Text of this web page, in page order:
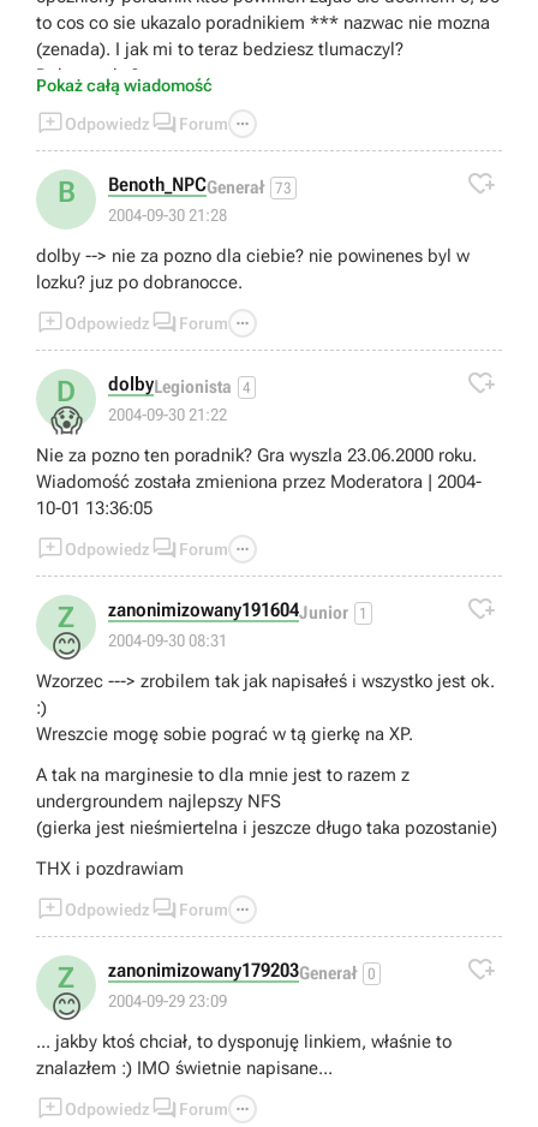
to cos co sie ukazalo poradnikiem *** nazwac nie mozna
(zenada). I jak mi to teraz bedziesz tlumaczyl?
Dobranocka?
Wiadomość została zmieniona przez Moderatora | 2004-
10-01 13:36:47
Pokaż całą wiadomość
Odpowiedz  Forum 
B Benoth_NPCGenerał 73
2004-09-30 21:28

dolby --> nie za pozno dla ciebie? nie powinenes byl w
lozku? juz po dobranocce.
Odpowiedz  Forum 
D
😱
dolbyLegionista 4
2004-09-30 21:22

Nie za pozno ten poradnik? Gra wyszla 23.06.2000 roku.
Wiadomość została zmieniona przez Moderatora | 2004-
10-01 13:36:05
Odpowiedz  Forum 
Z
😊
zanonimizowany191604Junior 1
2004-09-30 08:31

Wzorzec ---> zrobilem tak jak napisałeś i wszystko jest ok.
:)
Wreszcie mogę sobie pograć w tą gierkę na XP.
A tak na marginesie to dla mnie jest to razem z
undergroundem najlepszy NFS
(gierka jest nieśmiertelna i jeszcze długo taka pozostanie)
THX i pozdrawiam
Odpowiedz  Forum 
Z
😊
zanonimizowany179203Generał 0
2004-09-29 23:09

... jakby ktoś chciał, to dysponuję linkiem, właśnie to
znalazłem :) IMO świetnie napisane...
Odpowiedz  Forum 